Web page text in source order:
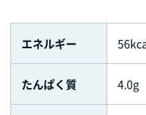
エネルギー
たんぱく質 4.0g